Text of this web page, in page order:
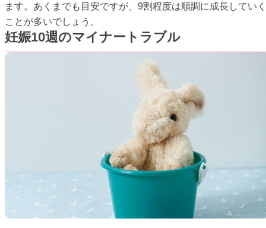
ます。あくまでも目安ですが、9割程度は順調に成長していく
ことが多いでしょう。
妊娠10週のマイナートラブル